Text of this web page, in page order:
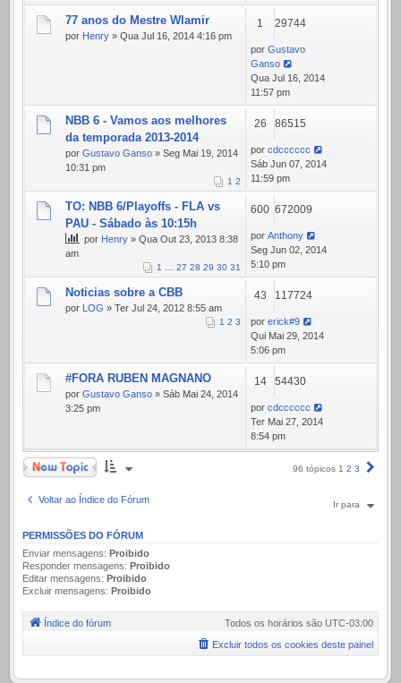
77 anos do Mestre Wlamir
por Henry » Qua Jul 16, 2014 4:16 pm
1 29744
por Gustavo
Ganso
Qua Jul 16, 2014
11:57 pm
NBB 6 - Vamos aos melhores
da temporada 2013-2014
por Gustavo Ganso » Seg Mai 19, 2014
10:31 pm
1 2
26 86515
por cdcccccc
Sáb Jun 07, 2014
11:59 pm
TO: NBB 6/Playoffs - FLA vs
PAU - Sábado às 10:15h
por Henry » Qua Out 23, 2013 8:38
am
1 … 27 28 29 30 31
600 672009
por Anthony
Seg Jun 02, 2014
5:10 pm
Noticias sobre a CBB
por LOG » Ter Jul 24, 2012 8:55 am
1 2 3
43 117724
por erick#9
Qui Mai 29, 2014
5:06 pm
#FORA RUBEN MAGNANO
por Gustavo Ganso » Sáb Mai 24, 2014
3:25 pm
14 54430
por cdcccccc
Ter Mai 27, 2014
8:54 pm
Novo Tópico
96 tópicos 1 2 3
Voltar ao Índice do Fórum Ir para
PERMISSÕES DO FÓRUM
Enviar mensagens: Proibido
Responder mensagens: Proibido
Editar mensagens: Proibido
Excluir mensagens: Proibido
Índice do fórum Todos os horários são UTC-03:00
Excluir todos os cookies deste painel
.